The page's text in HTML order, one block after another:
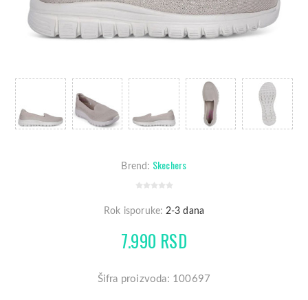
Brend: Skechers
Rok isporuke: 2-3 dana
7.990 RSD
Šifra proizvoda: 100697